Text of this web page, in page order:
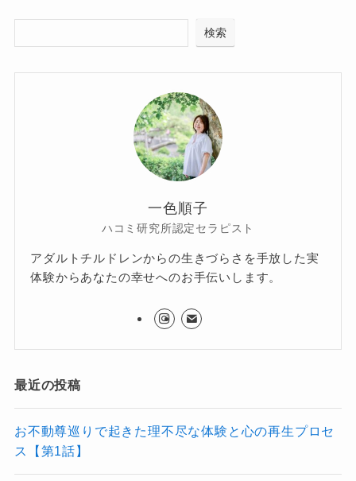
検索
一色順子
ハコミ研究所認定セラピスト
アダルトチルドレンからの生きづらさを手放した実
体験からあなたの幸せへのお手伝いします。
最近の投稿
お不動尊巡りで起きた理不尽な体験と心の再生プロセ
ス【第1話】